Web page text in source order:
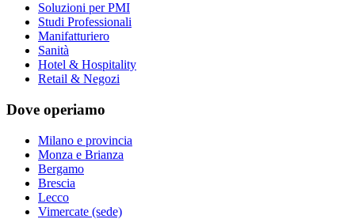
Soluzioni per PMI
Studi Professionali
Manifatturiero
Sanità
Hotel & Hospitality
Retail & Negozi
Dove operiamo
Milano e provincia
Monza e Brianza
Bergamo
Brescia
Lecco
Vimercate (sede)